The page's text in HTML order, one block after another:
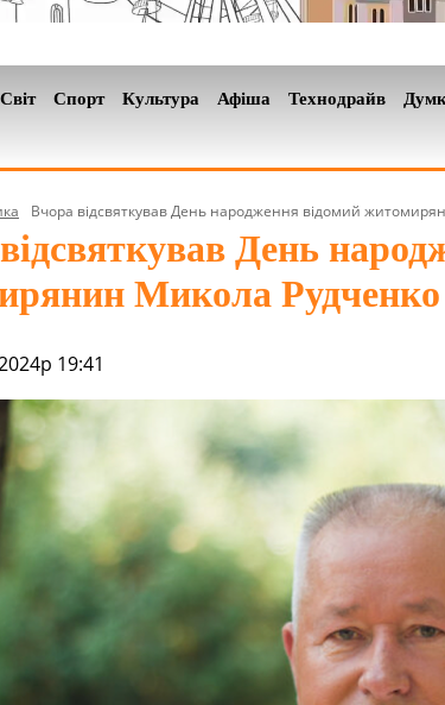
Світ Спорт Культура Афіша Технодрайв
Вчора відсвяткував День народження відомий
День
Микола Рудченко
19:41